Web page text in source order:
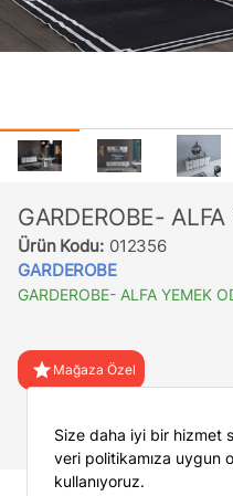
GARDEROBE-
Ürün Kodu: 012356
GARDEROBE
GARDEROBE- ALFA YEMEK
star Mağaza Özel
Size daha iyi bir hizmet
veri politikamıza uygun
kullanıyoruz.